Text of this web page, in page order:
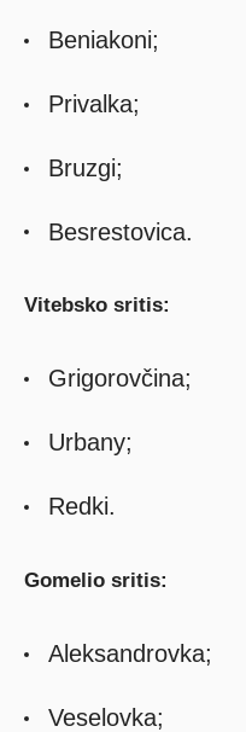
Beniakoni;
Privalka;
Bruzgi;
Besrestovica.
Vitebsko sritis:
Grigorovčina;
Urbany;
Redki.
Gomelio sritis:
Aleksandrovka;
Veselovka;